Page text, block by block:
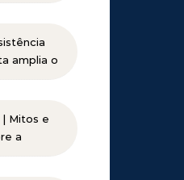
amplia o
Mitos e
a